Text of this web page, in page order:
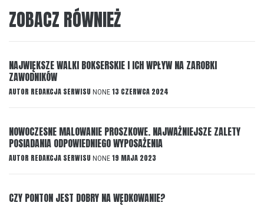
ZOBACZ RÓWNIEŻ
NAJWIĘKSZE WALKI BOKSERSKIE I ICH WPŁYW NA ZAROBKI
ZAWODNIKÓW
AUTOR REDAKCJA SERWISU NONE 13 CZERWCA 2024
NOWOCZESNE MALOWANIE PROSZKOWE. NAJWAŻNIEJSZE ZALETY
POSIADANIA ODPOWIEDNIEGO WYPOSAŻENIA
AUTOR REDAKCJA SERWISU NONE 19 MAJA 2023
CZY PONTON JEST DOBRY NA WĘDKOWANIE?